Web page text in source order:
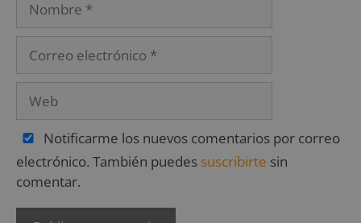
Notificarme los nuevos comentarios por correo
electrónico. También puedes suscribirte sin
comentar.